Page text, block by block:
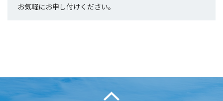
お気軽にお申し付けください。